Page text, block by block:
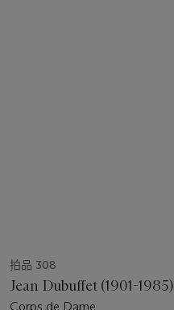
拍品 308
Jean Dubuffet (1901-1985)
Corps de Dame